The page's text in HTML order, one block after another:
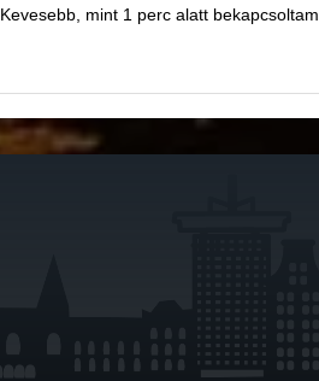
Kevesebb, mint 1 perc alatt bekapcsoltam